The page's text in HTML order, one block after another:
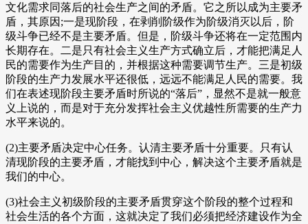
文化需求同落后的社会生产之间的矛盾。它之所以成为主要矛
盾，其原因;一是现阶段，在剥削阶级作为阶级消灭以后，阶
级斗争已经不是主要矛盾。但是，阶级斗争还将在一定范围内
长期存在。二是只有社会主义生产方式确立后，才能把满足人
民的需要作为生产目的，并根据这种需要调节生产。三是初级
阶段的生产力发展水平还很低，远远不能满足人民的需要。我
们在表述现阶段主要矛盾时所说的“落后”，显然不是就一般意
义上说的，而是对于充分发挥社会主义优越性所需要的生产力
水平来说的。
(2)主要矛盾决定中心任务。认清主要矛盾十分重要。只有认
清现阶段的主要矛盾，才能找到中心，解决这个主要矛盾就是
我们的中心。
(3)社会主义初级阶段的主要矛盾贯穿这个阶段的整个过程和
社会生活的各个方面，这就决定了我们必须把经济建设作为全